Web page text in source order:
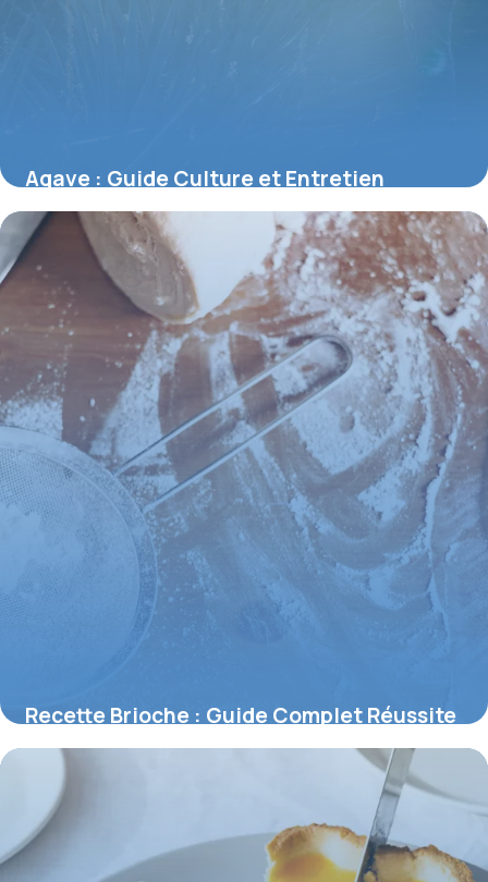
Agave : Guide Culture et Entretien
Complet
2 juin 2026
Recette Brioche : Guide Complet Réussite
2026
31 mai 2026